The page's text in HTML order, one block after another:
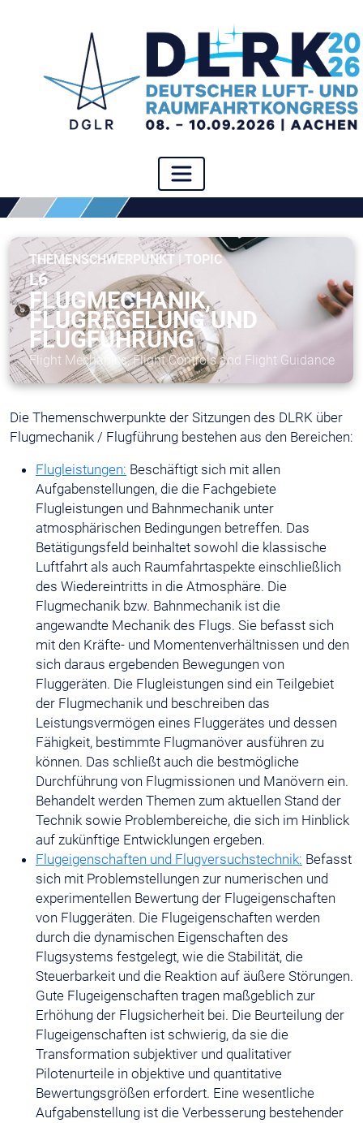
THEMENSCHWERPUNKT | TOPIC
L6
FLUGMECHANIK,
FLUGREGELUNG UND
FLUGFÜHRUNG
Flight Mechanics, Flight Controls and Flight Guidance
Die Themenschwerpunkte der Sitzungen des DLRK über
Flugmechanik / Flugführung bestehen aus den Bereichen:
Flugleistungen: Beschäftigt sich mit allen
Aufgabenstellungen, die die Fachgebiete
Flugleistungen und Bahnmechanik unter
atmosphärischen Bedingungen betreffen. Das
Betätigungsfeld beinhaltet sowohl die klassische
Luftfahrt als auch Raumfahrtaspekte einschließlich
des Wiedereintritts in die Atmosphäre. Die
Flugmechanik bzw. Bahnmechanik ist die
angewandte Mechanik des Flugs. Sie befasst sich
mit den Kräfte- und Momentenverhältnissen und den
sich daraus ergebenden Bewegungen von
Fluggeräten. Die Flugleistungen sind ein Teilgebiet
der Flugmechanik und beschreiben das
Leistungsvermögen eines Fluggerätes und dessen
Fähigkeit, bestimmte Flugmanöver ausführen zu
können. Das schließt auch die bestmögliche
Durchführung von Flugmissionen und Manövern ein.
Behandelt werden Themen zum aktuellen Stand der
Technik sowie Problembereiche, die sich im Hinblick
auf zukünftige Entwicklungen ergeben.
Flugeigenschaften und Flugversuchstechnik: Befasst
sich mit Problemstellungen zur numerischen und
experimentellen Bewertung der Flugeigenschaften
von Fluggeräten. Die Flugeigenschaften werden
durch die dynamischen Eigenschaften des
Flugsystems festgelegt, wie die Stabilität, die
Steuerbarkeit und die Reaktion auf äußere Störungen.
Gute Flugeigenschaften tragen maßgeblich zur
Erhöhung der Flugsicherheit bei. Die Beurteilung der
Flugeigenschaften ist schwierig, da sie die
Transformation subjektiver und qualitativer
Pilotenurteile in objektive und quantitative
Bewertungsgrößen erfordert. Eine wesentliche
Aufgabenstellung ist die Verbesserung bestehender